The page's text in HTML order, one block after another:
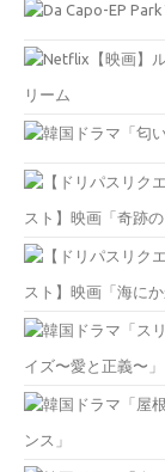
リーム
スト】映画「奇跡の
スト】映画「海にか
イズ〜愛と正義〜」
ンス」